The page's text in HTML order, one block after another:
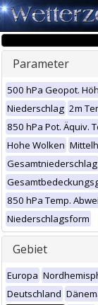
Parameter
500 hPa Geopot.
Niederschlag 2m
850 hPa Pot. Äquiv.
Hohe Wolken
Gesamtniederschlag
850 hPa Temp.
Niederschlagsform
Gebiet
Europa
Deutschland